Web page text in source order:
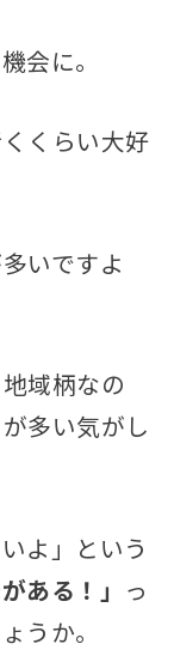
会に。
くらい大好
いですよ
域柄なの
多い気がし
よ」という
ある！」 っ
うか。